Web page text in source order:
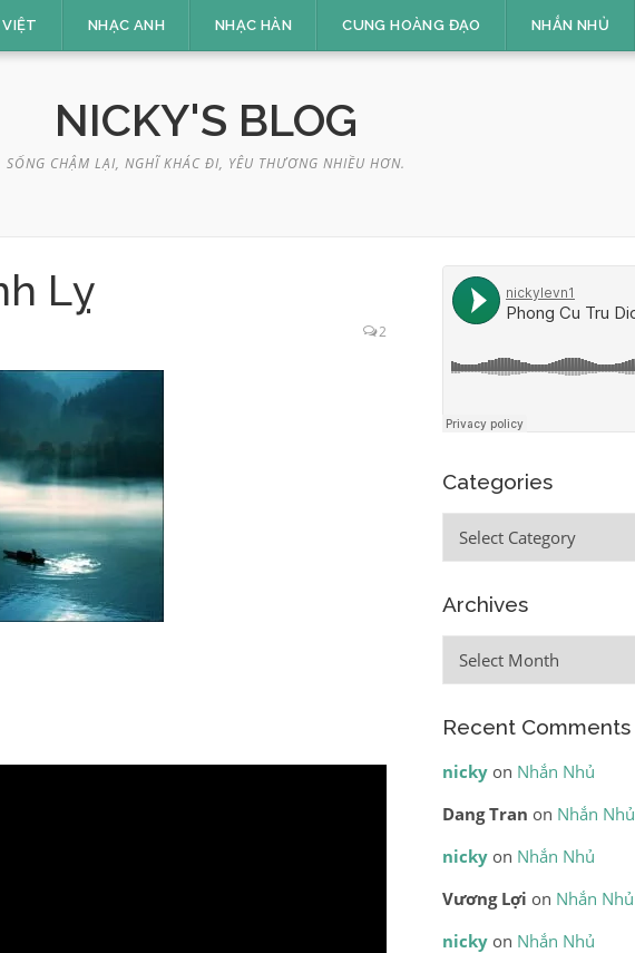
NHẠC ANH NHẠC HÀN CUNG HOÀNG ĐẠO NHẮN NHỦ
NICKY'S BLOG
SỐNG CHẬM LẠI, NGHĨ KHÁC ĐI, YÊU THƯƠNG NHIỀU HƠN.
Lỵ
2
Categories
Categories
Archives
Archives
Recent Comments
nickyon Nhắn Nhủ
Dang Tran on Nhắn Nhủ
nickyon Nhắn Nhủ
Vương Lợi on Nhắn Nhủ
nickyon Nhắn Nhủ